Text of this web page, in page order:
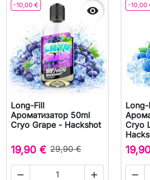
-10,00 € 
Long-Fill
Ароматизатор 50ml
Cryo Grape - Hackshot
19,90 € 29,90 €
 
-10,00
Long-
Cryo
